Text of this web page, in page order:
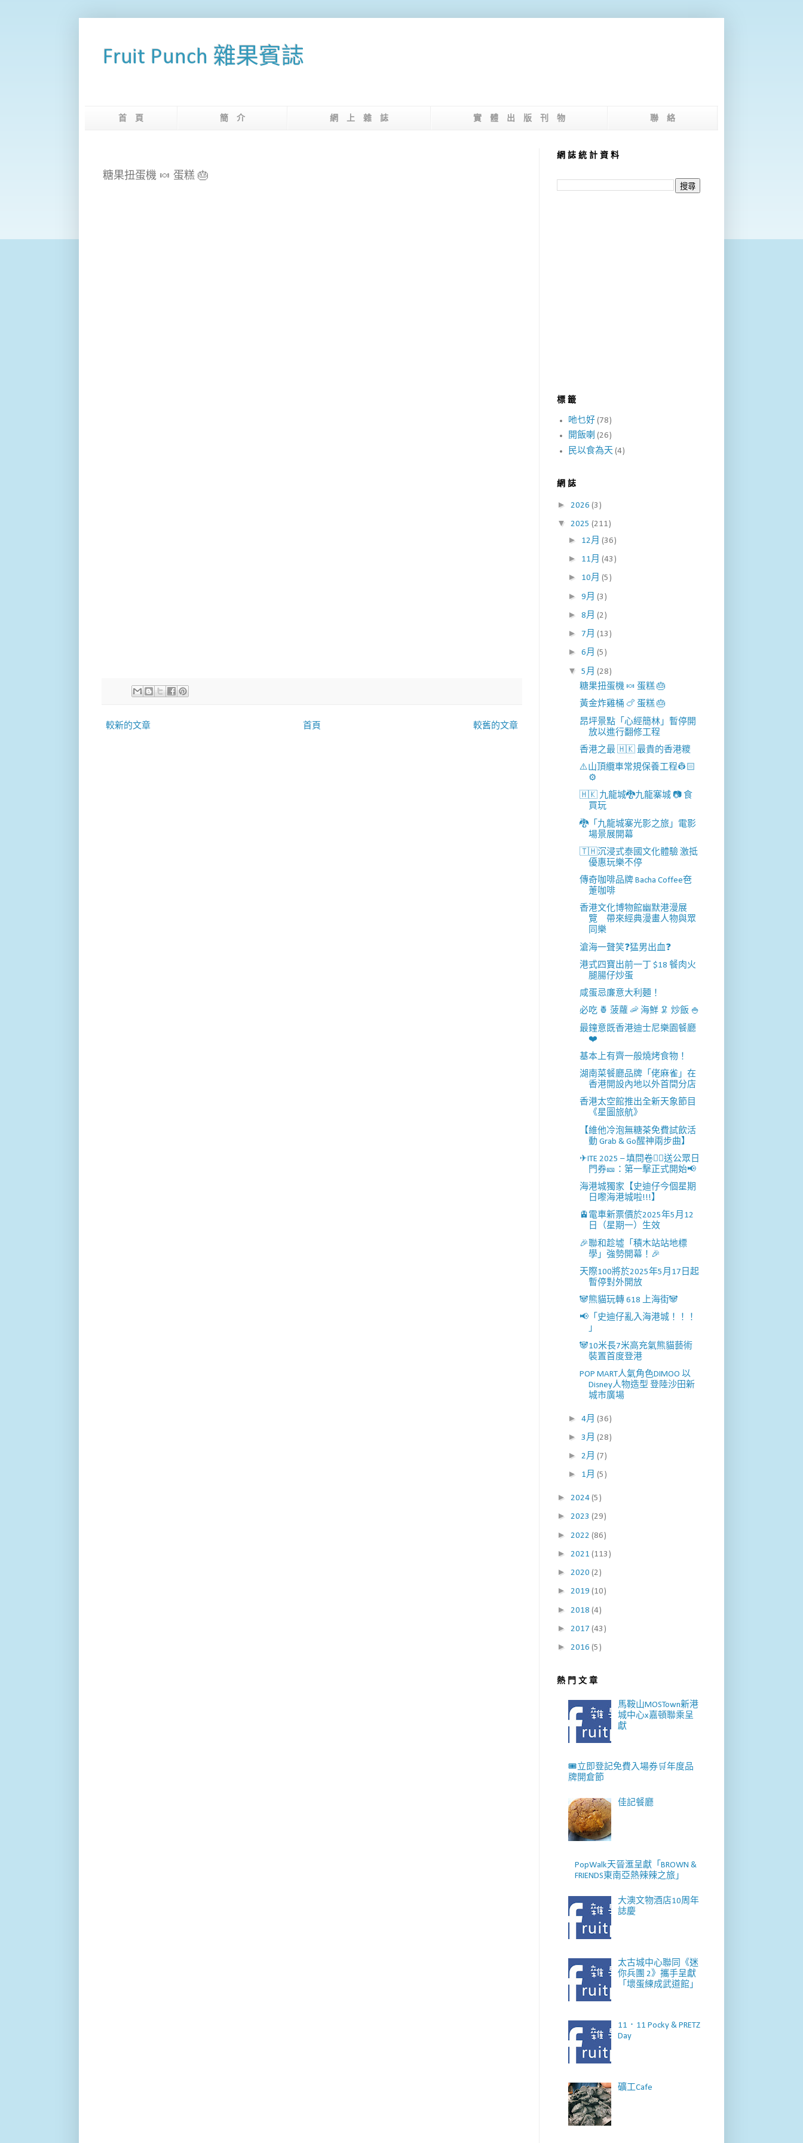
Fruit Punch 雜果賓誌
首 頁 簡 介 網 上 雜 誌 實 體 出 版 刊 物 聯 絡
糖果扭蛋機 🍬 蛋糕 🎂
較新的文章 較舊的文章
首頁
網 誌 統 計 資 料
標 籤
吔乜好 (78)
開飯喇 (26)
民以食為天 (4)
網 誌
► 2026 (3)
▼ 2025 (211)
► 12月 (36)
► 11月 (43)
► 10月 (5)
► 9月 (3)
► 8月 (2)
► 7月 (13)
► 6月 (5)
▼ 5月 (28)
糖果扭蛋機 🍬 蛋糕 🎂
黃金炸雞桶 🍗 蛋糕 🎂
昂坪景點「心經簡林」暫停開
放以進行翻修工程
香港之最 🇭🇰 最貴的香港糭
⚠️山頂纜車常規保養工程👷🏻
⚙️
🇭🇰 九龍城🐉九龍寨城 📷 食
買玩
🐉「九龍城寨光影之旅」電影
場景展開幕
🇹🇭沉浸式泰國文化體驗 激抵
優惠玩樂不停
傳奇咖啡品牌 Bacha Coffee夿
萐咖啡
香港文化博物館幽默港漫展
覽 帶來經典漫畫人物與眾
同樂
滄海一聲笑❓猛男出血❓
港式四寶出前一丁 $18 餐肉火
腿腸仔炒蛋
咸蛋忌廉意大利麵！
必吃 🍍 菠蘿 🦐 海鮮 🦑 炒飯 🍚
最鐘意既香港迪士尼樂園餐廳
❤️
基本上有齊一般燒烤食物！
湖南菜餐廳品牌「佬麻雀」在
香港開設內地以外首間分店
香港太空館推出全新天象節目
《星圖旅航》
【維他冷泡無糖茶免費試飲活
動 Grab & Go醒神兩步曲】
✈ITE 2025 – 填問卷✍🏻送公眾日
門券🎫：第一擊正式開始📢
海港城獨家【史迪仔今個星期
日嚟海港城啦!!!】
🚊電車新票價於2025年5月12
日（星期一）生效
🎉聯和趁墟「積木站站地標
學」強勢開幕！🎉
天際100將於2025年5月17日起
暫停對外開放
🐼熊貓玩轉 618 上海街🐼
📢「史迪仔亂入海港城！！！
」
🐼10米長7米高充氣熊貓藝術
裝置首度登港
POP MART人氣角色DIMOO 以
Disney人物造型 登陸沙田新
城市廣場
► 4月 (36)
► 3月 (28)
► 2月 (7)
► 1月 (5)
► 2024 (5)
► 2023 (29)
► 2022 (86)
► 2021 (113)
► 2020 (2)
► 2019 (10)
► 2018 (4)
► 2017 (43)
► 2016 (5)
熱 門 文 章
馬鞍山MOSTown新港
城中心x嘉頓聯乘呈
獻
🎟️立即登記免費入場券🛒年度品
牌開倉節
佳記餐廳
PopWalk天晉滙呈獻「BROWN &
FRIENDS東南亞熱辣辣之旅」
大澳文物酒店10周年
誌慶
太古城中心聯同《迷
你兵團 2》攜手呈獻
「壞蛋練成武道館」
11．11 Pocky & PRETZ
Day
礦工Cafe